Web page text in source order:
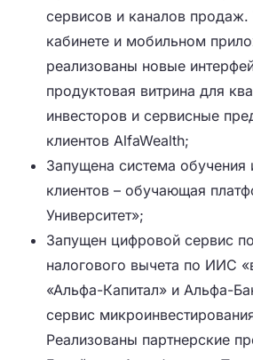
сервисов и каналов
кабинете и мобильном
реализованы новые
продуктовая витрина для
инвесторов и сервисные
клиентов AlfaWealth;
Запущена система обучения
клиентов – обучающая
Университет»;
Запущен цифровой сервис
налогового вычета по ИИС
«Альфа-Капитал» и Альфа-
сервис
Реализованы партнерские